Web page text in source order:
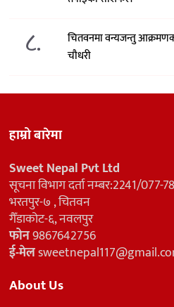
८.
चितवनमा वन्यजन्तु
चौधरी
हाम्रो बारेमा
Sweet Nepal Pvt Ltd
सूचना विभाग दर्ता नम्बर:2241/077-78
भरतपुर-७ , चितवन
गैँडाकोट-६, नवलपुर
फोन9867642756
ई-मेल
About Us